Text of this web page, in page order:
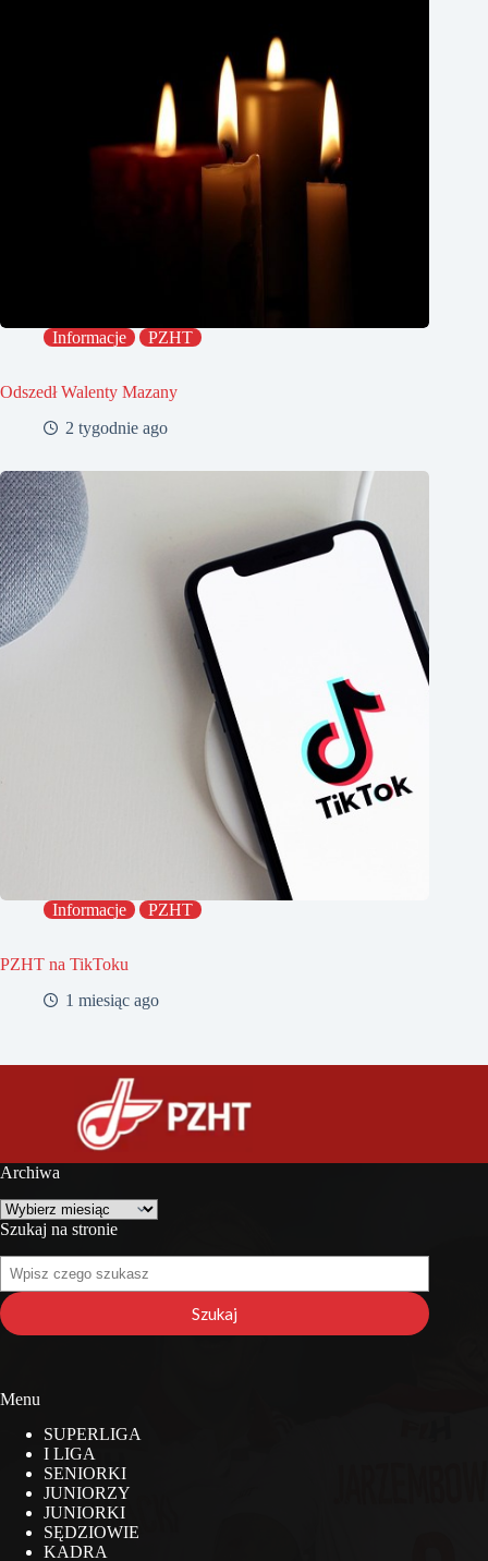
Informacje PZHT
Odszedł Walenty Mazany
2 tygodnie ago
Informacje PZHT
PZHT na TikToku
1 miesiąc ago
Archiwa
Archiwa
Szukaj na stronie
na
stronie
Szukaj
Menu
SUPERLIGA
I LIGA
SENIORKI
JUNIORZY
JUNIORKI
SĘDZIOWIE
KADRA